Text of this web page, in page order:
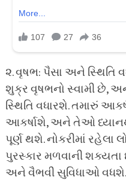
૨. વૃષભ: પૈસા અને સ્થિતિ
શુક્ર વૃષભનો સ્વામી છે,
સ્થિતિ વધારશે. તમારું
આકર્ષાશે, અને તેઓ
પૂર્ણ થશે. નોકરીમાં
પુરસ્કાર મળવાની
અને વૈભવી સુવિધાઓ વધશે.